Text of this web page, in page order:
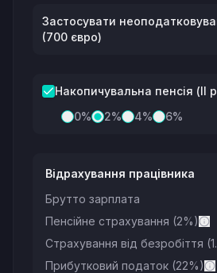
Застосувати
(700 євро)
Накопичувальна пенсія (II
0% 2% 4% 6%
Відрахування працівника
Брутто зарплата
Пенсійне страхування (2%)
Страхування від безробіття
Прибутковий податок (22%)